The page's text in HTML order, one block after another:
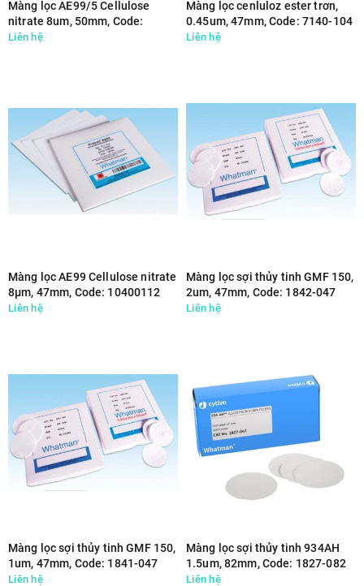
Màng lọc AE99/5 Cellulose
nitrate 8um, 50mm, Code:
10405079
Liên hệ
Màng lọc cenluloz ester trơn,
0.45um, 47mm, Code: 7140-104
Liên hệ
Màng lọc AE99 Cellulose nitrate
8µm, 47mm, Code: 10400112
Liên hệ
Màng lọc sợi thủy tinh GMF 150,
2um, 47mm, Code: 1842-047
Liên hệ
Màng lọc sợi thủy tinh GMF 150,
1um, 47mm, Code: 1841-047
Liên hệ
Màng lọc sợi thủy tinh 934AH
1.5um, 82mm, Code: 1827-082
Liên hệ